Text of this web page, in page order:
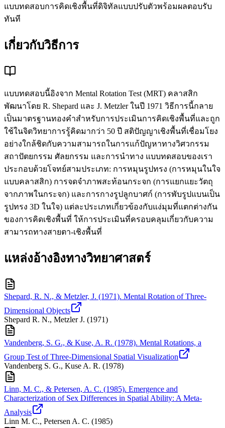
แบบทดสอบการคิดเชิงพื้นที่ดิจิทัลแบบปรับตัวพร้อมผลตอบรับ
ทันที
เกี่ยวกับวิธีการ
แบบทดสอบนี้อิงจาก Mental Rotation Test (MRT) คลาสสิก
พัฒนาโดย R. Shepard และ J. Metzler ในปี 1971 วิธีการนี้กลาย
เป็นมาตรฐานทองคำสำหรับการประเมินการคิดเชิงพื้นที่และถูก
ใช้ในจิตวิทยาการรู้คิดมากว่า 50 ปี สติปัญญาเชิงพื้นที่เชื่อมโยง
อย่างใกล้ชิดกับความสามารถในการแก้ปัญหาทางวิศวกรรม
สถาปัตยกรรม ศัลยกรรม และการนำทาง แบบทดสอบของเรา
ประกอบด้วยโจทย์สามประเภท: การหมุนรูปทรง (การหมุนในใจ
แบบคลาสสิก) การจดจำภาพสะท้อนกระจก (การแยกแยะวัตถุ
จากภาพในกระจก) และการกางรูปลูกบาศก์ (การพับรูปแบนเป็น
รูปทรง 3D ในใจ) แต่ละประเภทเกี่ยวข้องกับแง่มุมที่แตกต่างกัน
ของการคิดเชิงพื้นที่ ให้การประเมินที่ครอบคลุมเกี่ยวกับความ
สามารถทางสายตา-เชิงพื้นที่
แหล่งอ้างอิงทางวิทยาศาสตร์
Shepard, R. N., & Metzler, J. (1971). Mental Rotation of Three-
Dimensional Objects
Shepard R. N., Metzler J. (1971)
Vandenberg, S. G., & Kuse, A. R. (1978). Mental Rotations, a
Group Test of Three-Dimensional Spatial Visualization
Vandenberg S. G., Kuse A. R. (1978)
Linn, M. C., & Petersen, A. C. (1985). Emergence and
Characterization of Sex Differences in Spatial Ability: A Meta-
Analysis
Linn M. C., Petersen A. C. (1985)